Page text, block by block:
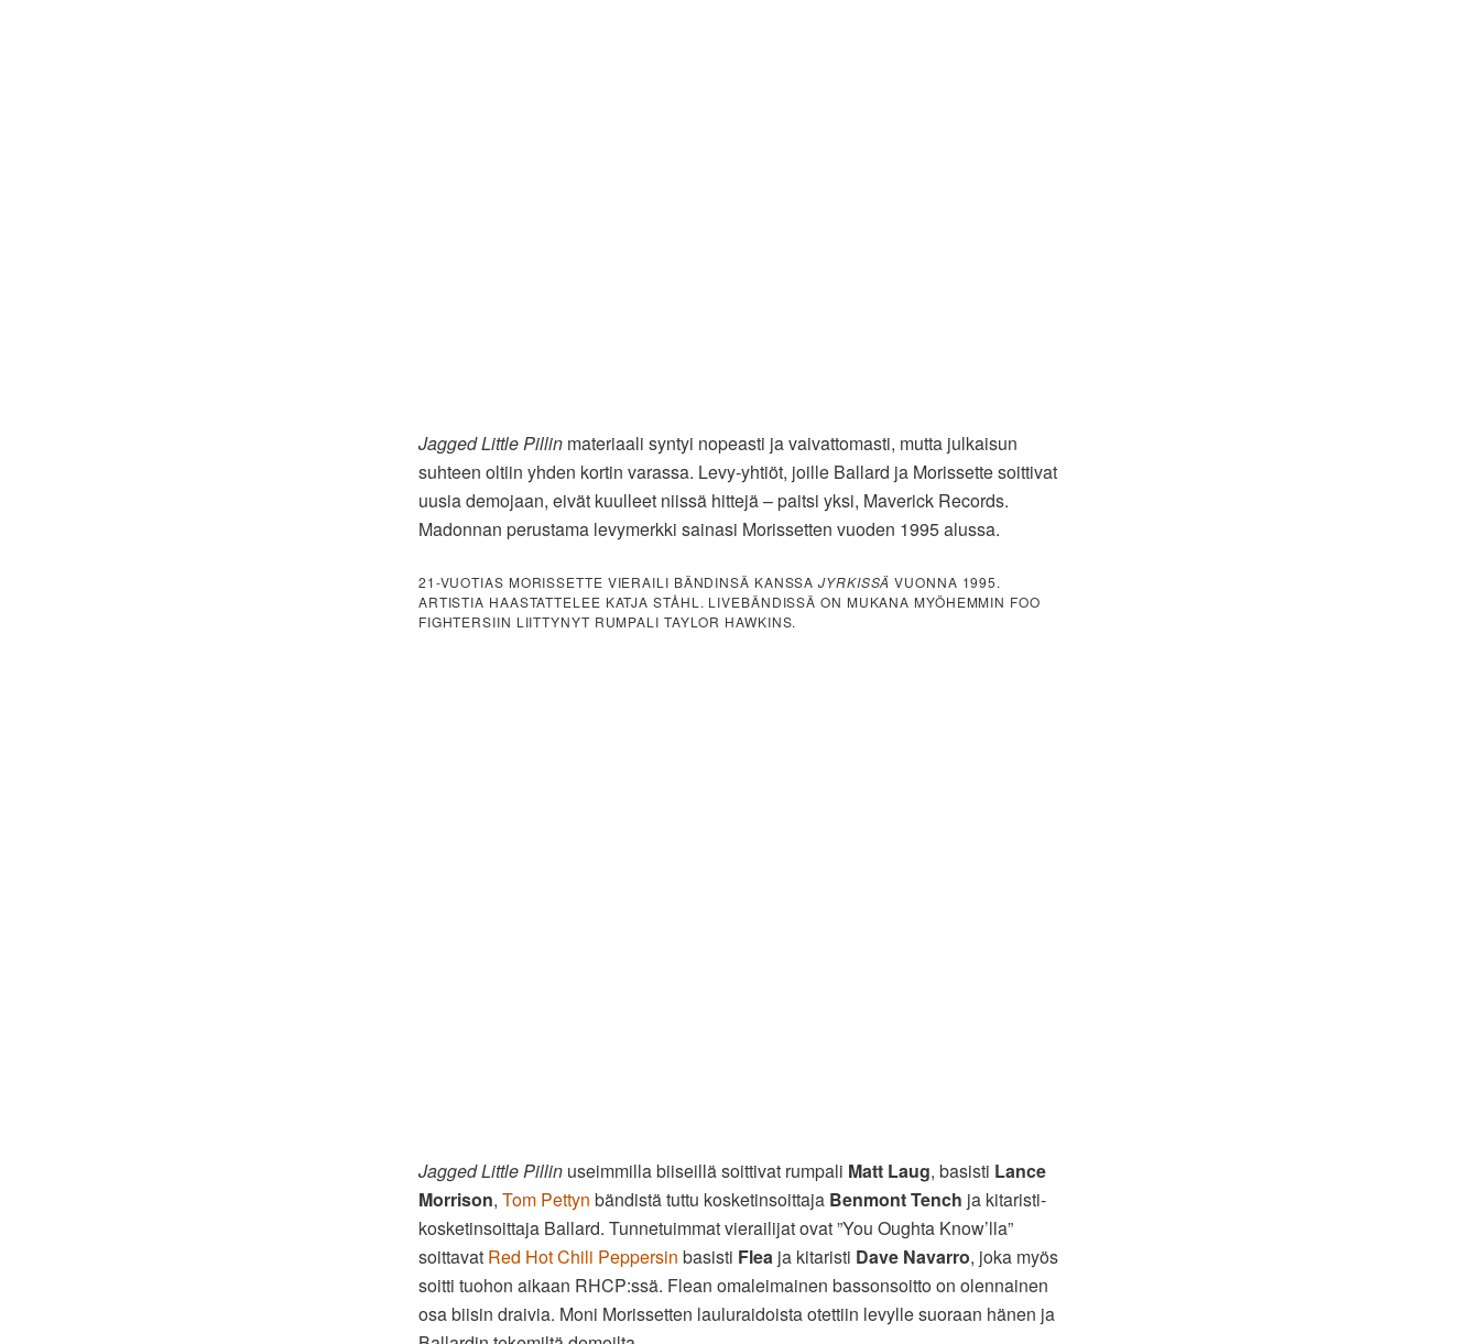
Jagged Little Pillinmateriaali syntyi nopeasti ja vaivattomasti, mutta julkaisun
suhteen oltiin yhden kortin varassa. Levy-yhtiöt, joille Ballard ja Morissette soittivat
uusia demojaan, eivät kuulleet niissä hittejä – paitsi yksi, Maverick Records.
Madonnan perustama levymerkki sainasi Morissetten vuoden 1995 alussa.
21-VUOTIAS MORISSETTE VIERAILI BÄNDINSÄ KANSSAJYRKISSÄ VUONNA 1995.
ARTISTIA HAASTATTELEE KATJA STÅHL. LIVEBÄNDISSÄ ON MUKANA MYÖHEMMIN FOO
FIGHTERSIIN LIITTYNYT RUMPALI TAYLOR HAWKINS.
Jagged Little Pillinuseimmilla biiseillä soittivat rumpali Matt Laug, basisti Lance
Morrison, Tom Pettyn bändistä tuttu kosketinsoittaja Benmont Tench ja kitaristi-
kosketinsoittaja Ballard. Tunnetuimmat vierailijat ovat ”You Oughta Know’lla”
soittavat Red Hot Chili Peppersin basisti Fleaja kitaristi Dave Navarro, joka myös
soitti tuohon aikaan RHCP:ssä. Flean omaleimainen bassonsoitto on olennainen
osa biisin draivia. Moni Morissetten lauluraidoista otettiin levylle suoraan hänen ja